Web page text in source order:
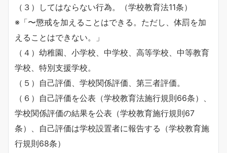
（３）してはならない行為。（学校教育法11条）
※「〜懲戒を加えることはできる。ただし、体罰を加
えることはできない。」
（４）幼稚園、小学校、中学校、高等学校、中等教育
学校、特別支援学校。
（５）自己評価、学校関係評価、第三者評価。
（６）自己評価を公表（学校教育法施行規則66条）、
学校関係評価の結果を公表（学校教育施行規則67
条）、自己評価は学校設置者に報告する（学校教育施
行規則68条）